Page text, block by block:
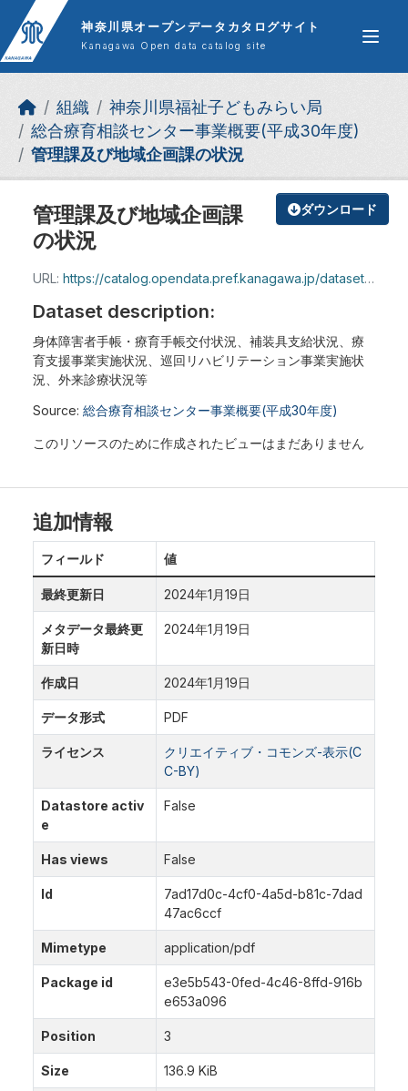
Skip to main content
神奈川県オープンデータカタログサイト
Kanagawa Open data catalog site
組織
神奈川県福祉子どもみらい局
総合療育相談センター事業概要(平成30年度)
管理課及び地域企画課の状況
ダウンロード
管理課及び地域企画課
の状況
URL: https://catalog.opendata.pref.kanagawa.jp/dataset/e3e5b543-0fed-4c46-8ffd-916be653a096/resource/7ad17d0c-4cf0-4a5d-b81c-7dad47ac6ccf/download/4-jisseki-kikakukannri.pdf
Dataset description:
身体障害者手帳・療育手帳交付状況、補装具支給状況、療
育支援事業実施状況、巡回リハビリテーション事業実施状
況、外来診療状況等
Source: 総合療育相談センター事業概要(平成30年度)
このリソースのために作成されたビューはまだありません
追加情報
フィールド 値
最終更新日 2024年1月19日
メタデータ最終更
新日時
2024年1月19日
作成日 2024年1月19日
データ形式 PDF
ライセンス
クリエイティブ・コモンズ-表示(C
C-BY)
Datastore activ
e
False
Has views False
Id
7ad17d0c-4cf0-4a5d-b81c-7dad
47ac6ccf
Mimetype application/pdf
Package id
e3e5b543-0fed-4c46-8ffd-916b
e653a096
Position 3
Size 136.9 KiB